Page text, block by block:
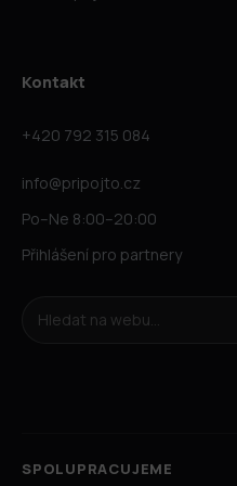
Kontakt
+420 792 315 084
info@pripojto.cz
Po–Ne 8:00–20:00
Přihlášení pro partnery
Hledat na webu
SPOLUPRACUJEME